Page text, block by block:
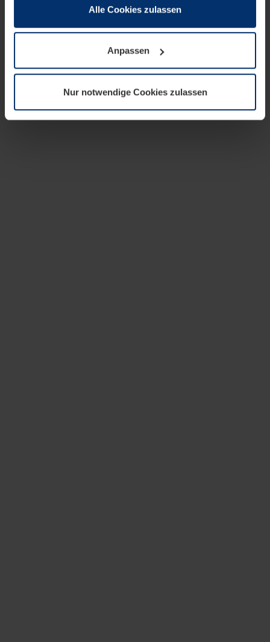
wenn diese für den Betrieb dieser Seite unbedingt
notwendig sind. Für alle anderen Cookie-Typen benötigen
wir Ihre Erlaubnis. Ihre Einwilligung können Sie jederzeit
Datenschutzerklärungunserer Website ändern oder
widerrufen.
Alle Cookies zulassen
Anpassen
Nur notwendige Cookies zulassen